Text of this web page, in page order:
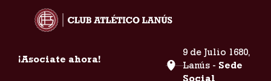
¡Asociate ahora!
9 de Julio 1680,
Lanús - Sede
Social